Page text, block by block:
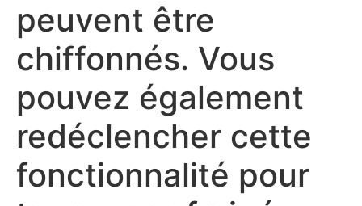
peuvent être
chiffonnés. Vous
pouvez également
redéclencher cette
fonctionnalité pour